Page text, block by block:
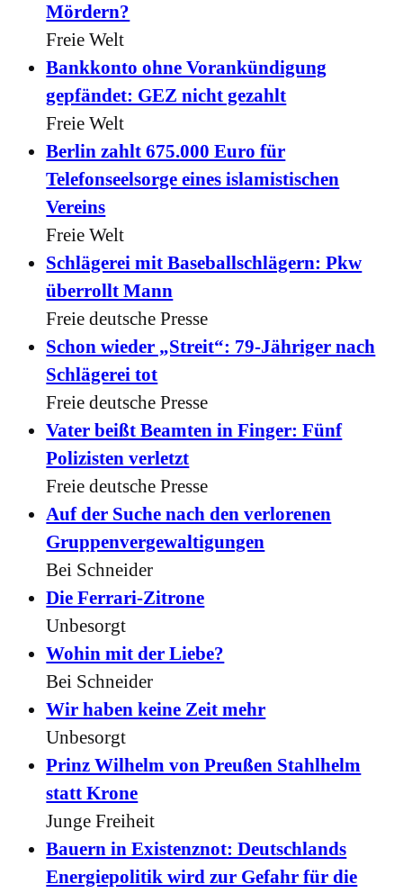
Mördern?
Freie Welt
Bankkonto ohne Vorankündigung
gepfändet: GEZ nicht gezahlt
Freie Welt
Berlin zahlt 675.000 Euro für
Telefonseelsorge eines islamistischen
Vereins
Freie Welt
Schlägerei mit Baseballschlägern: Pkw
überrollt Mann
Freie deutsche Presse
Schon wieder „Streit“: 79-Jähriger nach
Schlägerei tot
Freie deutsche Presse
Vater beißt Beamten in Finger: Fünf
Polizisten verletzt
Freie deutsche Presse
Auf der Suche nach den verlorenen
Gruppenvergewaltigungen
Bei Schneider
Die Ferrari-Zitrone
Unbesorgt
Wohin mit der Liebe?
Bei Schneider
Wir haben keine Zeit mehr
Unbesorgt
Prinz Wilhelm von Preußen Stahlhelm
statt Krone
Junge Freiheit
Bauern in Existenznot: Deutschlands
Energiepolitik wird zur Gefahr für die